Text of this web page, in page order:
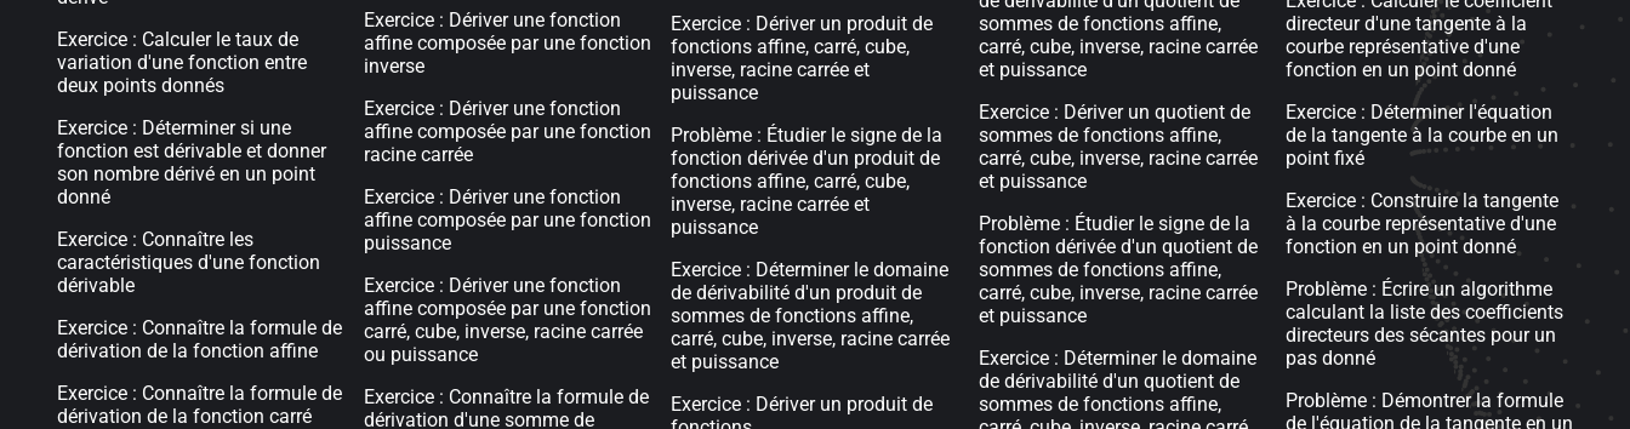
Exercice : Calculer le taux de
variation d'une fonction entre
deux points donnés
Exercice : Déterminer si une
fonction est dérivable et donner
son nombre dérivé en un point
donné
Exercice : Connaître les
caractéristiques d'une fonction
dérivable
Exercice : Connaître la formule de
dérivation de la fonction affine
Exercice : Connaître la formule de
dérivation de la fonction carré
Exercice : Dériver une fonction
affine composée par une fonction
inverse
Exercice : Dériver une fonction
affine composée par une fonction
racine carrée
Exercice : Dériver une fonction
affine composée par une fonction
puissance
Exercice : Dériver une fonction
affine composée par une fonction
carré, cube, inverse, racine carrée
ou puissance
Exercice : Connaître la formule de
dérivation d'une somme de
Exercice : Dériver un produit de
fonctions affine, carré, cube,
inverse, racine carrée et
puissance
Problème : Étudier le signe de la
fonction dérivée d'un produit de
fonctions affine, carré, cube,
inverse, racine carrée et
puissance
Exercice : Déterminer le domaine
de dérivabilité d'un produit de
sommes de fonctions affine,
carré, cube, inverse, racine carrée
et puissance
Exercice : Dériver un produit de
sommes de fonctions affine,
carré, cube, inverse, racine carrée
et puissance
Exercice : Dériver un quotient de
sommes de fonctions affine,
carré, cube, inverse, racine carrée
et puissance
Problème : Étudier le signe de la
fonction dérivée d'un quotient de
sommes de fonctions affine,
carré, cube, inverse, racine carrée
et puissance
Exercice : Déterminer le domaine
de dérivabilité d'un quotient de
sommes de fonctions affine,
directeur d'une tangente à la
courbe représentative d'une
fonction en un point donné
Exercice : Déterminer l'équation
de la tangente à la courbe en un
point fixé
Exercice : Construire la tangente
à la courbe représentative d'une
fonction en un point donné
Problème : Écrire un algorithme
calculant la liste des coefficients
directeurs des sécantes pour un
pas donné
Problème : Démontrer la formule
de l'équation de la tangente en un